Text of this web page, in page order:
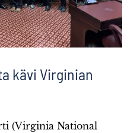
kävi Virginian
(Virginia National